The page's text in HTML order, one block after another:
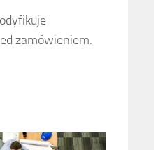
zamówieniem.